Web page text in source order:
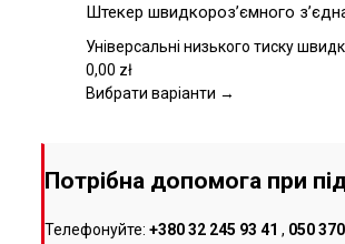
товару
має
кілька
Параметри
сторінці
Штекер швидкороз’ємного
Універсальні низького тиску
0,00 zł
Вибрати варіанти →
Потрібна допомога при
Телефонуйте: +380 32 245 93 41 , 050